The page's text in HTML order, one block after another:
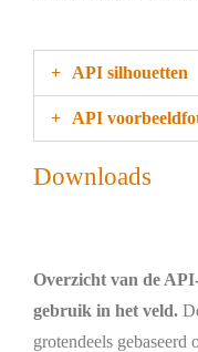
API silhouetten
API
Downloads
Overzicht van de
gebruik in het veld.
grotendeels gebaseerd